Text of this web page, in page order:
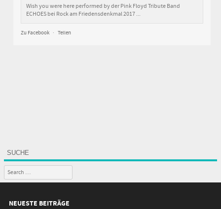
Wish you were here performed by der Pink Floyd Tribute Band
ECHOES bei Rock am Friedensdenkmal 2017 ...
Zu Facebook · Teilen
SUCHE
Search
NEUESTE BEITRÄGE